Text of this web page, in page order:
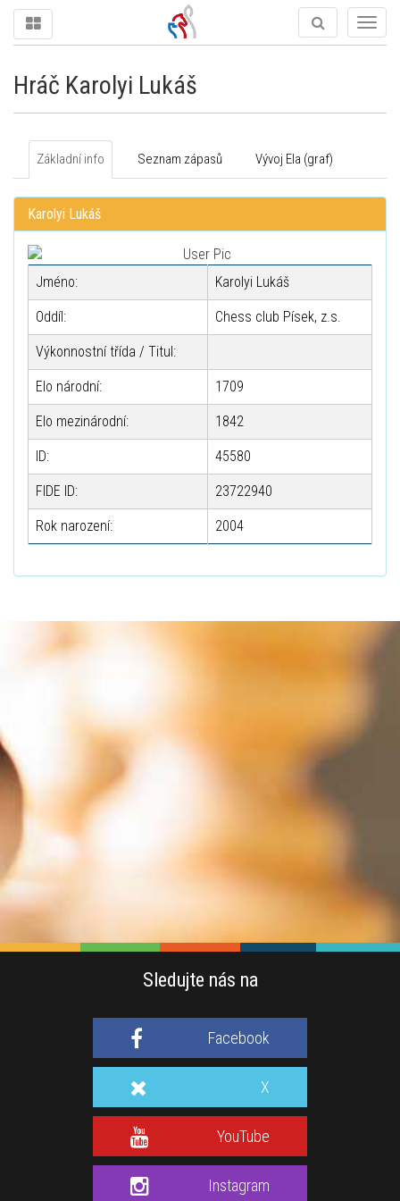
Hráč Karolyi Lukáš
Základní info Seznam zápasů Vývoj Ela (graf)
Karolyi Lukáš
Jméno: Karolyi Lukáš
Oddíl: Chess club Písek, z.s.
Výkonnostní třída / Titul:
Elo národní: 1709
Elo mezinárodní: 1842
ID: 45580
FIDE ID: 23722940
Rok narození: 2004
Sledujte nás na
Facebook
X
YouTube
Instagram